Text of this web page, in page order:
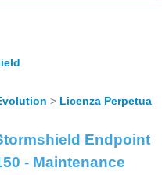
Licenza Perpetua
Endpoint
- Maintenance